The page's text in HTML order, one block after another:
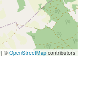
| © OpenStreetMap contributors